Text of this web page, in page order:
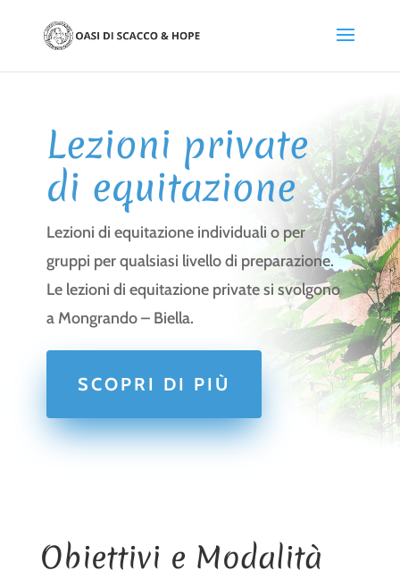
Lezioni private
di equitazione
Lezioni di equitazione individuali o per
gruppi per qualsiasi livello di preparazione.
Le lezioni di equitazione private si svolgono
a Mongrando – Biella.
SCOPRI DI PIÙ
Obiettivi e Modalità